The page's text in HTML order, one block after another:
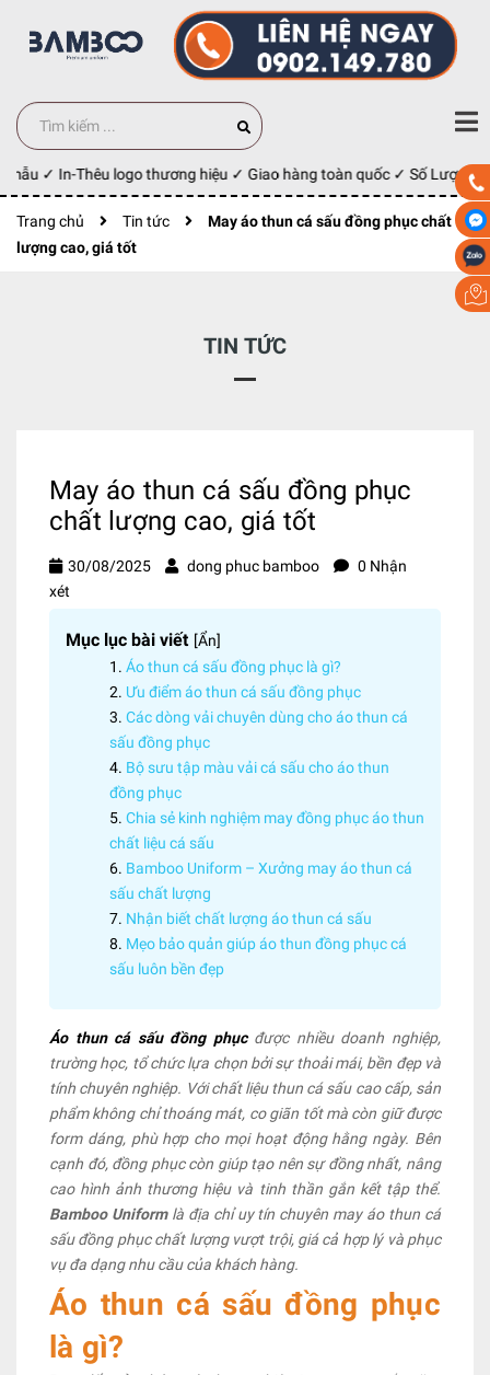
✓ In-Thêu logo thương hiệu ✓ Giao hàng toàn quốc ✓ Số Lượng 100
Trang chủ Tin tức
May áo thun cá sấu đồng phục chất
lượng cao, giá tốt
TIN TỨC
May áo thun cá sấu đồng phục
chất lượng cao, giá tốt
30/08/2025 dong phuc bamboo
0 Nhận
xét
Mục lục bài viết [Ẩn]
Áo thun cá sấu đồng phục là gì?
Ưu điểm áo thun cá sấu đồng phục
Các dòng vải chuyên dùng cho áo thun cá
sấu đồng phục
Bộ sưu tập màu vải cá sấu cho áo thun
đồng phục
Chia sẻ kinh nghiệm may đồng phục áo thun
chất liệu cá sấu
Bamboo Uniform – Xưởng may áo thun cá
sấu chất lượng
Nhận biết chất lượng áo thun cá sấu
Mẹo bảo quản giúp áo thun đồng phục cá
sấu luôn bền đẹp
Áo thun cá sấu đồng phụcđược nhiều doanh nghiệp,
trường học, tổ chức lựa chọn bởi sự thoải mái, bền đẹp và
tính chuyên nghiệp. Với chất liệu thun cá sấu cao cấp, sản
phẩm không chỉ thoáng mát, co giãn tốt mà còn giữ được
form dáng, phù hợp cho mọi hoạt động hằng ngày. Bên
cạnh đó, đồng phục còn giúp tạo nên sự đồng nhất, nâng
cao hình ảnh thương hiệu và tinh thần gắn kết tập thể.
Bamboo Uniformlà địa chỉ uy tín chuyên may áo thun cá
sấu đồng phục chất lượng vượt trội, giá cả hợp lý và phục
vụ đa dạng nhu cầu của khách hàng.
Áo thun cá sấu đồng phục
là gì?